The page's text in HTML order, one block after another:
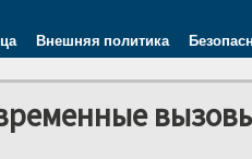
Внешняя политика